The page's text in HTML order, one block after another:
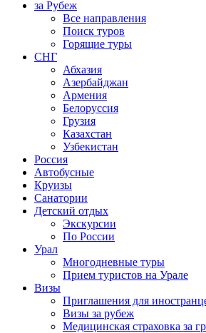
за Рубеж
Все направления
Поиск туров
Горящие туры
СНГ
Абхазия
Азербайджан
Армения
Белоруссия
Грузия
Казахстан
Узбекистан
Россия
Автобусные
Круизы
Санатории
Детский отдых
Экскурсии
По России
Урал
Многодневные туры
Прием туристов на Урале
Визы
Приглашения для
Визы за рубеж
Медицинская страховка за